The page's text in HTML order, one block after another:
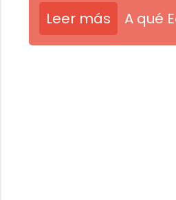
Leer más A qué